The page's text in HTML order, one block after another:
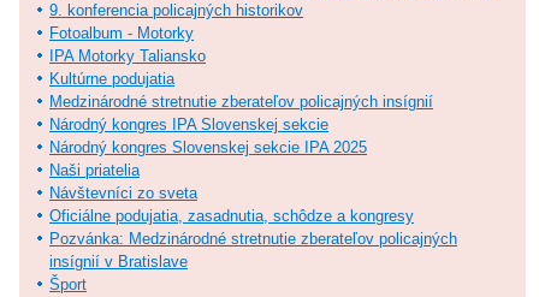
9. konferencia policajných historikov
Fotoalbum - Motorky
IPA Motorky Taliansko
Kultúrne podujatia
Medzinárodné stretnutie zberateľov policajných insígnií
Národný kongres IPA Slovenskej sekcie
Národný kongres Slovenskej sekcie IPA 2025
Naši priatelia
Návštevníci zo sveta
Oficiálne podujatia, zasadnutia, schôdze a kongresy
Pozvánka: Medzinárodné stretnutie zberateľov policajných
insígnií v Bratislave
Šport